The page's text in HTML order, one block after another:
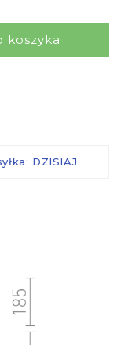
koszyka
DZISIAJ